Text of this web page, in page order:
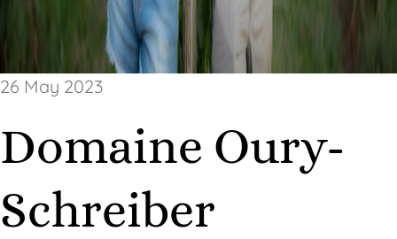
26 May 2023
Domaine Oury-
Schreiber